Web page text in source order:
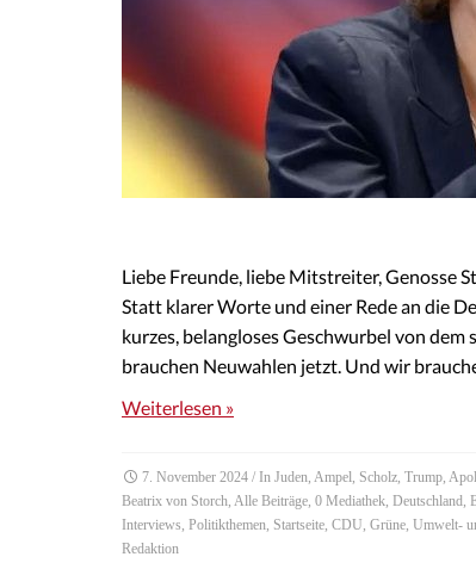
Liebe Freunde, liebe Mitstreiter, Genosse
Statt klarer Worte und einer Rede an die
kurzes, belangloses Geschwurbel von
brauchen Neuwahlen jetzt. Und wir
Weiterlesen »
7. November 2024 / In Juden, Ampel, Scholz, Trump,
Beatrix von Storch, Alle Beiträge, 0 Mediathek, Deutschland,
Interviews, Politikthemen, Startseite, CDU, Grüne, Umwelt-
Redaktion